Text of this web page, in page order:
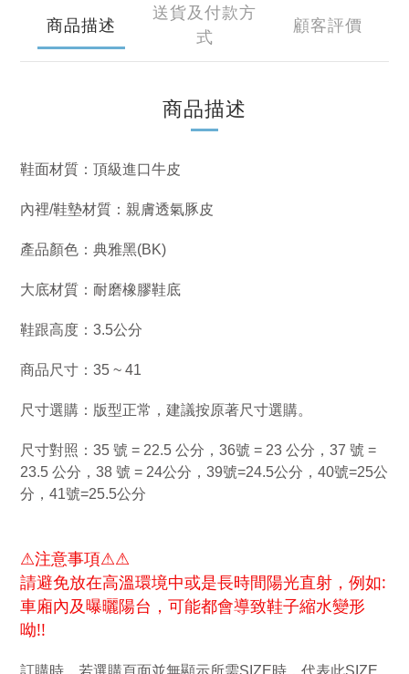
商品描述
送貨及付款方
式
顧客評價
商品描述
鞋面材質：頂級進口牛皮
內裡/鞋墊材質：親膚透氣豚皮
產品顏色：典雅黑(BK)
大底材質：耐磨橡膠鞋底
鞋跟高度：3.5公分
商品尺寸：35 ~ 41
尺寸選購：版型正常，建議按原著尺寸選購。
尺寸對照：35 號 = 22.5 公分，36號 = 23 公分，37 號 =
23.5 公分，38 號 = 24公分，39號=24.5公分，40號=25公
分，41號=25.5公分
⚠注意事項⚠⚠
請避免放在高溫環境中或是長時間陽光直射，例如:
車廂內及曝曬陽台，可能都會導致鞋子縮水變形
呦!!
訂購時，若選購頁面並無顯示所需SIZE時，代表此SIZE